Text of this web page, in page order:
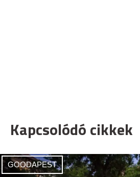
Kapcsolódó cikkek
GOODAPEST